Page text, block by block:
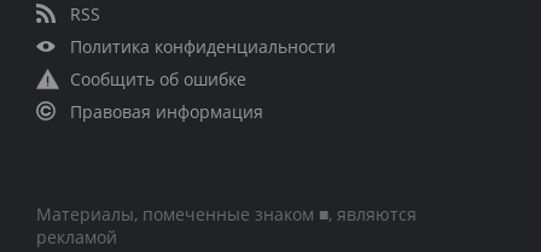
RSS
Политика конфиденциальности
Сообщить об ошибке
Правовая информация
Материалы, помеченные знаком ■, являются
рекламой